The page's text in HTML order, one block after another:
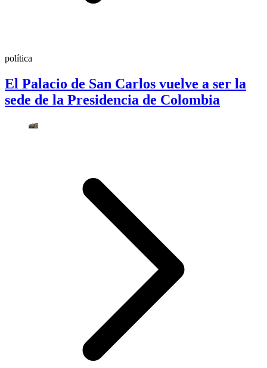
política
El Palacio de San Carlos vuelve a ser la
sede de la Presidencia de Colombia